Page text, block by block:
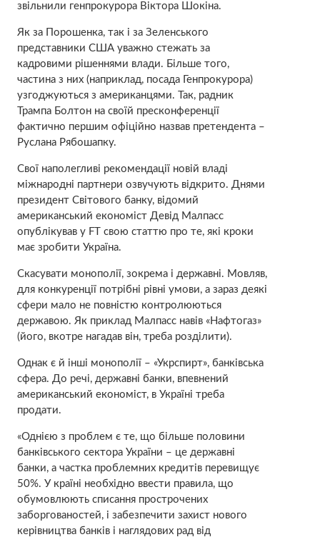
звільнили генпрокурора Віктора Шокіна.
Як за Порошенка, так і за Зеленського
представники США уважно стежать за
кадровими рішеннями влади. Більше того,
частина з них (наприклад, посада Генпрокурора)
узгоджуються з американцями. Так, радник
Трампа Болтон на своїй пресконференції
фактично першим офіційно назвав претендента –
Руслана Рябошапку.
Свої наполегливі рекомендації новій владі
міжнародні партнери озвучують відкрито. Днями
президент Світового банку, відомий
американський економіст Девід Малпасс
опублікував у FT свою статтю про те, які кроки
має зробити Україна.
Скасувати монополії, зокрема і державні. Мовляв,
для конкуренції потрібні рівні умови, а зараз деякі
сфери мало не повністю контролюються
державою. Як приклад Малпасс навів «Нафтогаз»
(його, вкотре нагадав він, треба розділити).
Однак є й інші монополії – «Укрспирт», банківська
сфера. До речі, державні банки, впевнений
американський економіст, в Україні треба
продати.
«Однією з проблем є те, що більше половини
банківського сектора України – це державні
банки, а частка проблемних кредитів перевищує
50%. У країні необхідно ввести правила, що
обумовлюють списання прострочених
заборгованостей, і забезпечити захист нового
керівництва банків і наглядових рад від